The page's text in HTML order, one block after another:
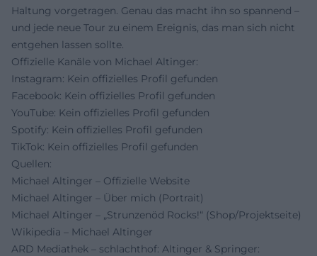
Haltung vorgetragen. Genau das macht ihn so spannend –
und jede neue Tour zu einem Ereignis, das man sich nicht
entgehen lassen sollte.
Offizielle Kanäle von Michael Altinger:
Instagram: Kein offizielles Profil gefunden
Facebook: Kein offizielles Profil gefunden
YouTube: Kein offizielles Profil gefunden
Spotify: Kein offizielles Profil gefunden
TikTok: Kein offizielles Profil gefunden
Quellen:
Michael Altinger – Offizielle Website
Michael Altinger – Über mich (Portrait)
Michael Altinger – „Strunzenöd Rocks!“ (Shop/Projektseite)
Wikipedia – Michael Altinger
ARD Mediathek – schlachthof: Altinger & Springer: